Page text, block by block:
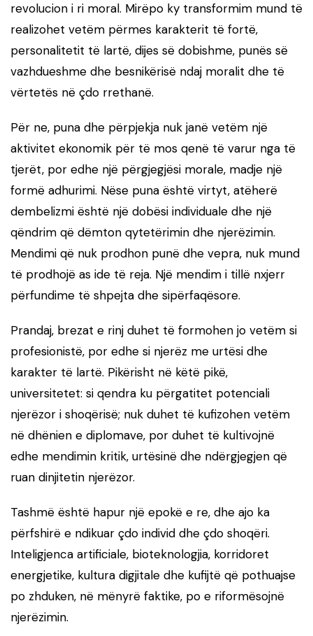
revolucion i ri moral. Mirëpo ky transformim mund të
realizohet vetëm përmes karakterit të fortë,
personalitetit të lartë, dijes së dobishme, punës së
vazhdueshme dhe besnikërisë ndaj moralit dhe të
vërtetës në çdo rrethanë.
Për ne, puna dhe përpjekja nuk janë vetëm një
aktivitet ekonomik për të mos qenë të varur nga të
tjerët, por edhe një përgjegjësi morale, madje një
formë adhurimi. Nëse puna është virtyt, atëherë
dembelizmi është një dobësi individuale dhe një
qëndrim që dëmton qytetërimin dhe njerëzimin.
Mendimi që nuk prodhon punë dhe vepra, nuk mund
të prodhojë as ide të reja. Një mendim i tillë nxjerr
përfundime të shpejta dhe sipërfaqësore.
Prandaj, brezat e rinj duhet të formohen jo vetëm si
profesionistë, por edhe si njerëz me urtësi dhe
karakter të lartë. Pikërisht në këtë pikë,
universitetet: si qendra ku përgatitet potenciali
njerëzor i shoqërisë; nuk duhet të kufizohen vetëm
në dhënien e diplomave, por duhet të kultivojnë
edhe mendimin kritik, urtësinë dhe ndërgjegjen që
ruan dinjitetin njerëzor.
Tashmë është hapur një epokë e re, dhe ajo ka
përfshirë e ndikuar çdo individ dhe çdo shoqëri.
Inteligjenca artificiale, bioteknologjia, korridoret
energjetike, kultura digjitale dhe kufijtë që pothuajse
po zhduken, në mënyrë faktike, po e riformësojnë
njerëzimin.